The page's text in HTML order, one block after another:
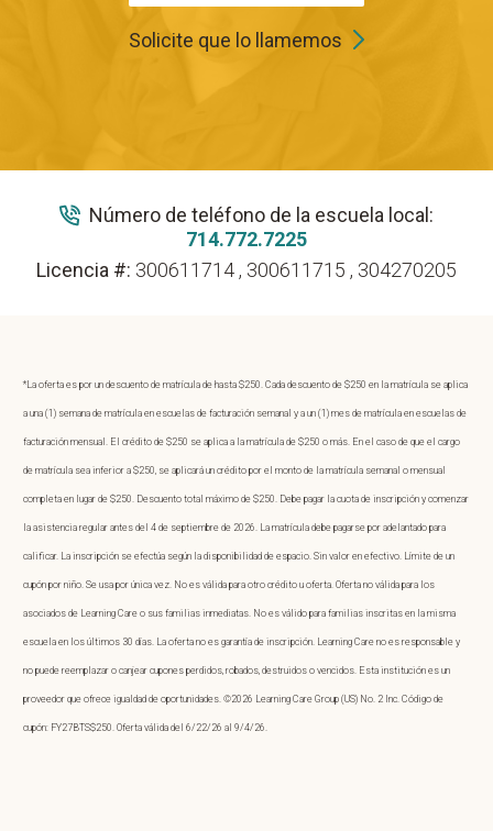
Solicite que lo llamemos
Número de teléfono de la escuela local:
714.772.7225
Licencia #: 300611714 , 300611715 , 304270205
*La oferta es por un descuento de matrícula de hasta $250. Cada descuento de $250 en la matrícula se aplica
a una (1) semana de matrícula en escuelas de facturación semanal y a un (1) mes de matrícula en escuelas de
facturación mensual. El crédito de $250 se aplica a la matrícula de $250 o más. En el caso de que el cargo
de matrícula sea inferior a $250, se aplicará un crédito por el monto de la matrícula semanal o mensual
completa en lugar de $250. Descuento total máximo de $250. Debe pagar la cuota de inscripción y comenzar
la asistencia regular antes del 4 de septiembre de 2026. La matrícula debe pagarse por adelantado para
calificar. La inscripción se efectúa según la disponibilidad de espacio. Sin valor en efectivo. Límite de un
cupón por niño. Se usa por única vez. No es válida para otro crédito u oferta. Oferta no válida para los
asociados de Learning Care o sus familias inmediatas. No es válido para familias inscritas en la misma
escuela en los últimos 30 días. La oferta no es garantía de inscripción. Learning Care no es responsable y
no puede reemplazar o canjear cupones perdidos, robados, destruidos o vencidos. Esta institución es un
proveedor que ofrece igualdad de oportunidades. ©2026 Learning Care Group (US) No. 2 Inc. Código de
cupón: FY27BTS$250. Oferta válida del 6/22/26 al 9/4/26.